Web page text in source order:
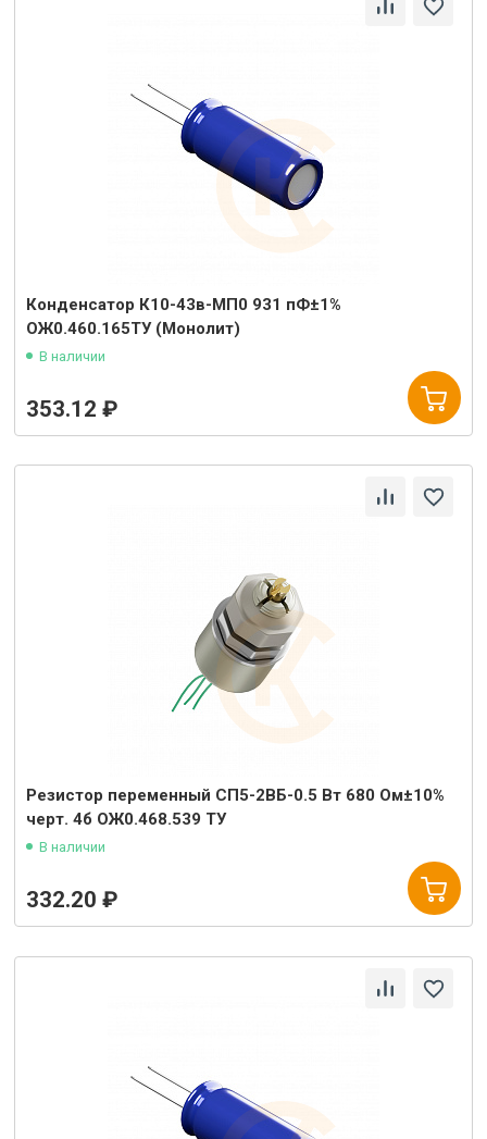
Конденсатор К10-43в-МП0 931 пФ±1%
ОЖ0.460.165ТУ (Монолит)
В наличии
353.12 ₽
Резистор переменный СП5-2ВБ-0.5 Вт 680 Ом±10%
черт. 4б ОЖ0.468.539 ТУ
В наличии
332.20 ₽